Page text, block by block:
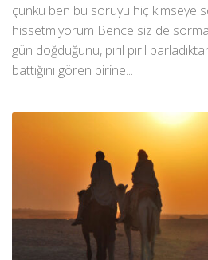
çünkü ben bu soruyu hiç kimseye
hissetmiyorum Bence siz de
gün doğduğunu, pırıl pırıl
battığını gören birine...